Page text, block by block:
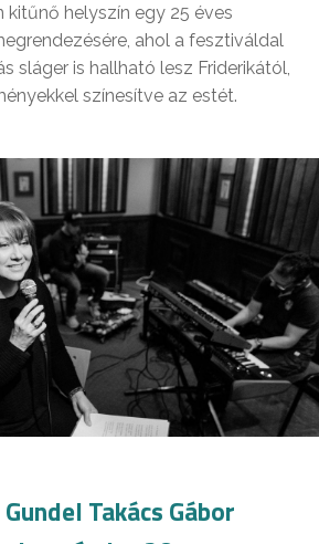
helyszín egy 25 éves
ahol a fesztiváldal
sláger is hallható lesz Friderikától,
színesítve az estét.
Takács Gábor